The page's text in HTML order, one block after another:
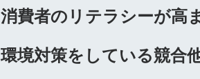
消費者のリテラシーが高
環境対策をしている競合